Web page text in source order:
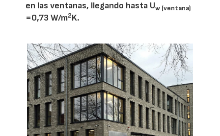
en las ventanas, llegando hasta Uw (ventana)
=0,73 W/m2K.